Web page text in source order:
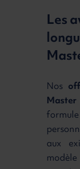
Les
Nos
Master
aux